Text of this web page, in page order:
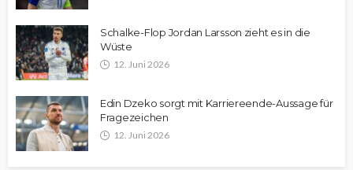
Schalke-Flop Jordan Larsson zieht es in die
Wüste
12. Juni 2026
Edin Dzeko sorgt mit Karriereende-Aussage für
Fragezeichen
12. Juni 2026